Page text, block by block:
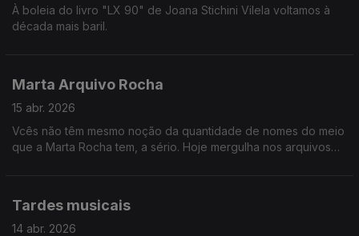
À boleia do livro "LX 90" de Joana Stichini Vilela voltamos à
década mais baril.
Marta Arquivo Rocha
15 abr. 2026
Vcês não têm mesmo noção da quantidade de nomes do meio
que a Marta Rocha tem, a sério. Hoje mergulha nos arquivos
Tardes musicais
14 abr. 2026